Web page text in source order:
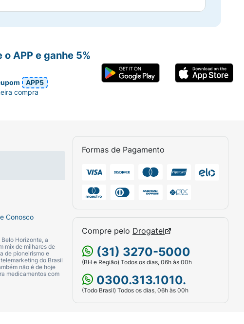
Conosco
Horizonte, a
mix de milhares de
de pioneirismo e
do Brasil
não é de hoje
medicamentos com
Formas de Pagamento
Compre pelo Drogatel
(31) 3270-5000
(BH e Região) Todos os dias, 06h às 00h
0300.313.1010.
(Todo Brasil) Todos os dias, 06h às 00h
o APP e ganhe 5%
APP5
compra